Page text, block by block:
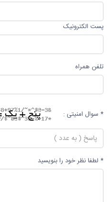
پست الکترونیک
تلفن همراه
* سوال امنیتی :
* لطفا نظر خود را بنویسید